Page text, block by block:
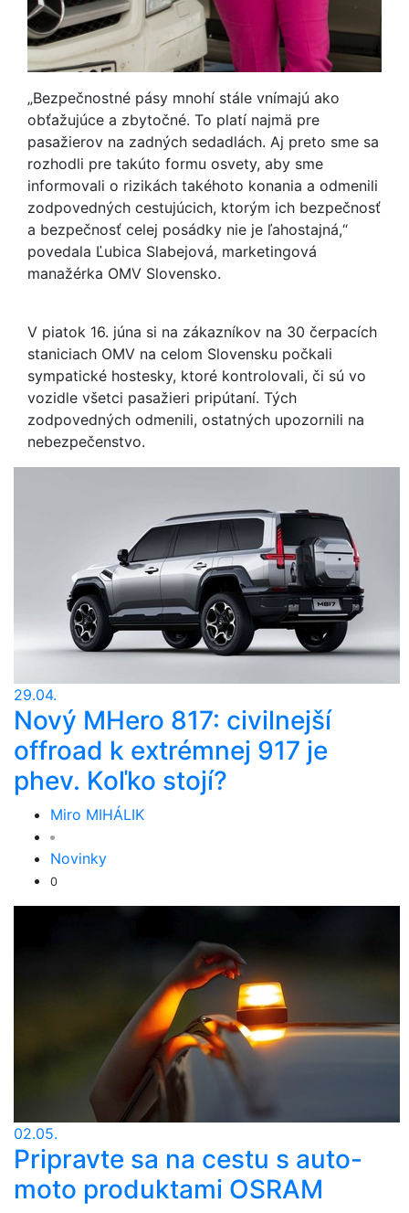
„Bezpečnostné pásy mnohí stále vnímajú ako
obťažujúce a zbytočné. To platí najmä pre
pasažierov na zadných sedadlách. Aj preto sme sa
rozhodli pre takúto formu osvety, aby sme
informovali o rizikách takéhoto konania a odmenili
zodpovedných cestujúcich, ktorým ich bezpečnosť
a bezpečnosť celej posádky nie je ľahostajná,“
povedala Ľubica Slabejová, marketingová
manažérka OMV Slovensko.
V piatok 16. júna si na zákazníkov na 30 čerpacích
staniciach OMV na celom Slovensku počkali
sympatické hostesky, ktoré kontrolovali, či sú vo
vozidle všetci pasažieri pripútaní. Tých
zodpovedných odmenili, ostatných upozornili na
nebezpečenstvo.
29.04.
Nový MHero 817: civilnejší
offroad k extrémnej 917 je
phev. Koľko stojí?
Miro MIHÁLIK
Novinky
0
02.05.
Pripravte sa na cestu s auto-
moto produktami OSRAM